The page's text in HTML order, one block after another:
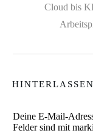
Cloud bis
Deine E-Mail-
Felder sind mit